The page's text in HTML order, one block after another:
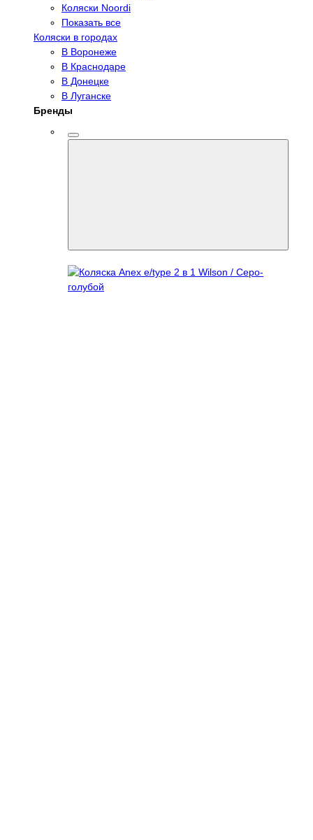
Коляски Noordi
Показать все
Коляски в городах
В Воронеже
В Краснодаре
В Донецке
В Луганске
Бренды